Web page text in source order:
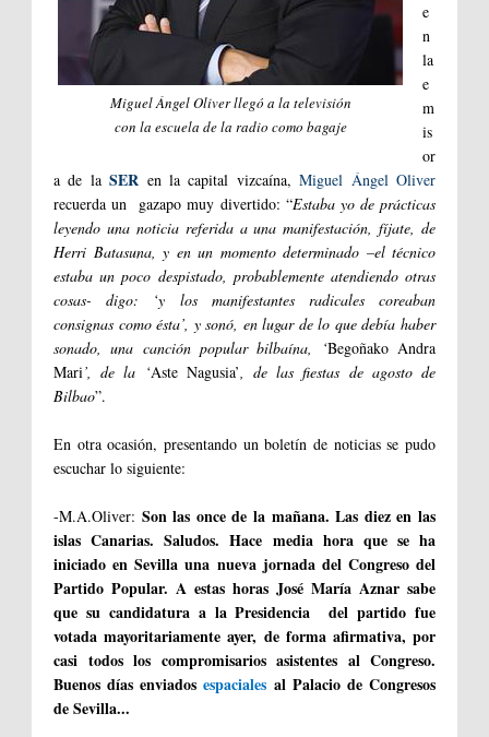
Miguel Ángel Oliver llegó a la televisión
con la escuela de la radio como bagaje
e
n
la
e
m
is
or
a de laSER en la capital vizcaína,Miguel Ángel Oliver
recuerda un gazapo muy divertido: “Estaba yo de prácticas
leyendo una noticia referida a una manifestación, fíjate, de
Herri Batasuna, y en un momento determinado –el técnico
estaba un poco despistado, probablemente atendiendo otras
cosas- digo: ‘y los manifestantes radicales coreaban
consignas como ésta’, y sonó, en lugar de lo que debía haber
sonado, una canción popular bilbaína, ‘Begoñako Andra
Mari’, de la ‘Aste Nagusia’, de las fiestas de agosto de
Bilbao”.
En otra ocasión, presentando un boletín de noticias se pudo
escuchar lo siguiente:
-M.A.Oliver: Son las once de la mañana. Las diez en las
islas Canarias. Saludos. Hace media hora que se ha
iniciado en Sevilla una nueva jornada del Congreso del
Partido Popular. A estas horas José María Aznar sabe
que su candidatura a la Presidencia del partido fue
votada mayoritariamente ayer, de forma afirmativa, por
casi todos los compromisarios asistentes al Congreso.
Buenos días enviadosespaciales al Palacio de Congresos
de Sevilla...